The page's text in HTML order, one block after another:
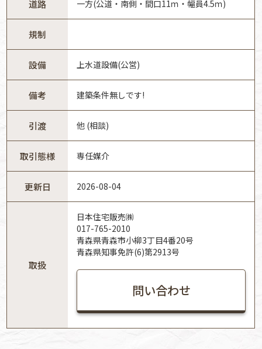
道路 一方(公道・南側・間口11ｍ・幅員4.5ｍ)
規制
設備 上水道設備(公営)
備考 建築条件無しです!
引渡 他 (相談)
取引態様 専任媒介
更新日 2026-08-04
取扱
日本住宅販売㈱
017-765-2010
青森県青森市小柳3丁目4番20号
青森県知事免許(6)第2913号
問い合わせ